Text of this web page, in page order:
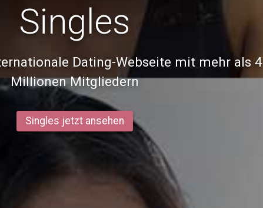
Singles
Dating-Webseite mit mehr als 4
Millionen Mitgliedern
Singles jetzt ansehen